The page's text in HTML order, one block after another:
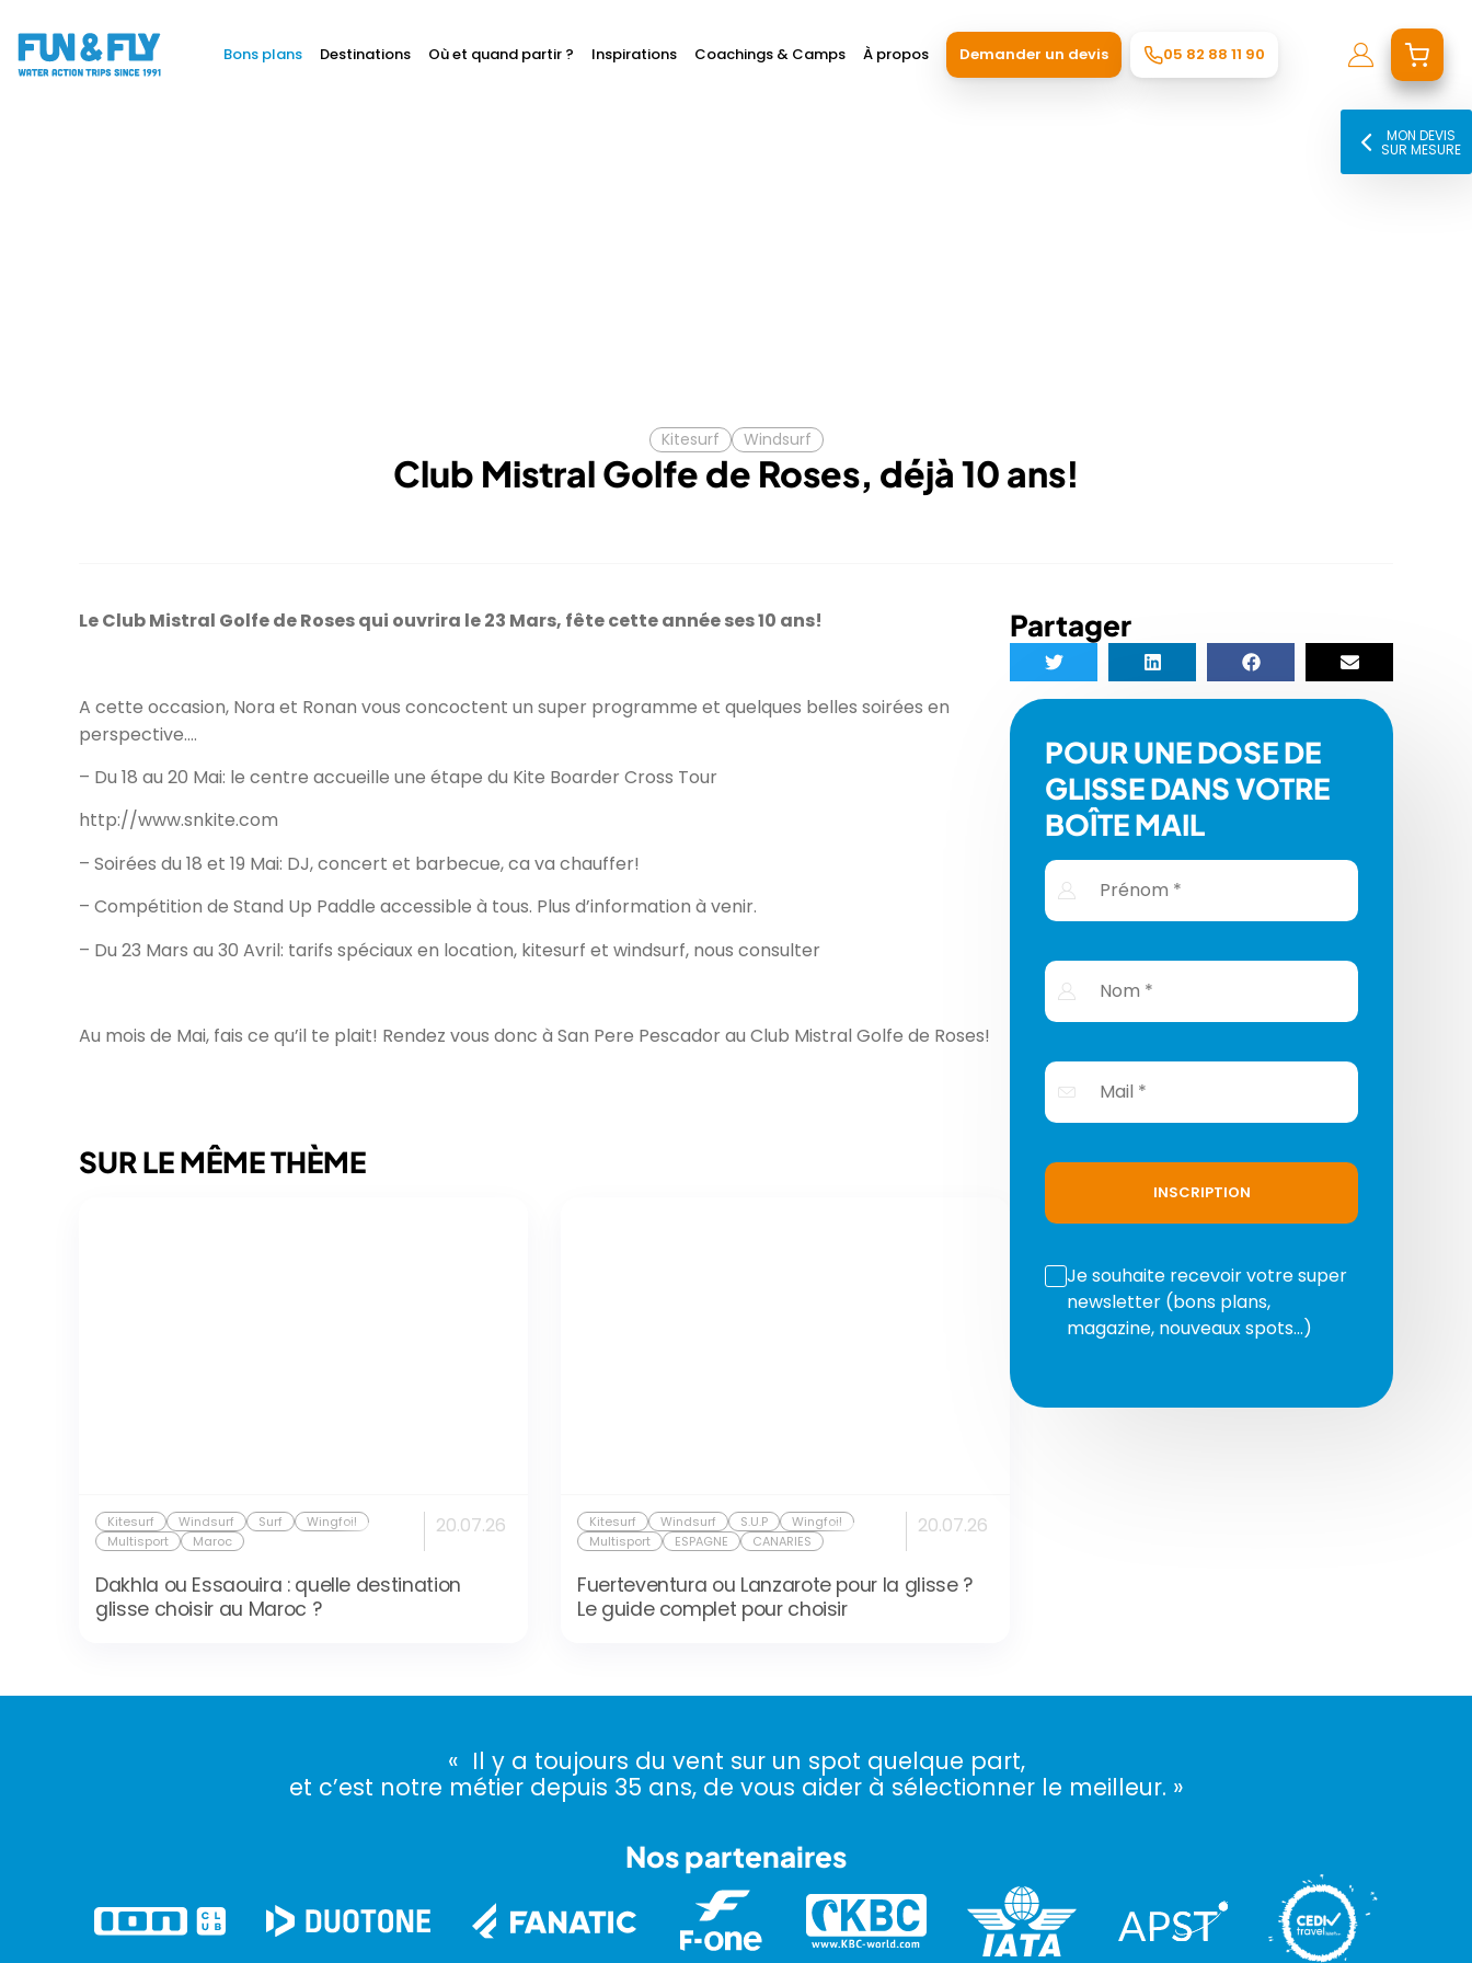
Bons plans Destinations Où et quand partir ? Inspirations Coachings & Camps À propos Demander un devis 05 82 88 11 90
Kitesurf Windsurf
Club Mistral Golfe de Roses, déjà 10 ans!
Le Club Mistral Golfe de Roses qui ouvrira le 23 Mars, fête cette année ses 10 ans!
A cette occasion, Nora et Ronan vous concoctent un super programme et quelques belles soirées en
perspective….
– Du 18 au 20 Mai: le centre accueille une étape du Kite Boarder Cross Tour
http://www.snkite.com
– Soirées du 18 et 19 Mai: DJ, concert et barbecue, ca va chauffer!
– Compétition de Stand Up Paddle accessible à tous. Plus d’information à venir.
– Du 23 Mars au 30 Avril: tarifs spéciaux en location, kitesurf et windsurf, nous consulter
Au mois de Mai, fais ce qu’il te plait! Rendez vous donc à San Pere Pescador au Club Mistral Golfe de Roses!
SUR LE MÊME THÈME
Kitesurf Windsurf Surf
Wingfoil
Multisport
Maroc
20.07.26
Dakhla ou Essaouira : quelle destination
glisse choisir au Maroc ?
Kitesurf Windsurf S.U.P
Wingfoil
Multisport
ESPAGNE CANARIES
20.07.26
Fuerteventura ou Lanzarote pour la glisse ?
Le guide complet pour choisir
Partager
POUR UNE DOSE DE
GLISSE DANS VOTRE
BOÎTE MAIL
INSCRIPTION
Je souhaite recevoir votre super
newsletter (bons plans,
magazine, nouveaux spots…)
« Il y a toujours du vent sur un spot quelque part,
et c’est notre métier depuis 35 ans, de vous aider à sélectionner le meilleur. »
Nos partenaires
MON DEVIS
SUR MESURE